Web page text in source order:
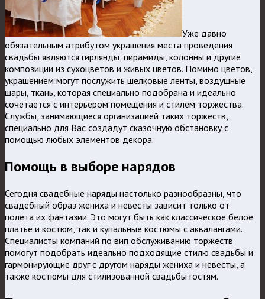
Уже давно
обязательным атрибутом украшения места проведения
свадьбы являются гирлянды, пирамиды, колонны и другие
композиции из сухоцветов и живых цветов. Помимо цветов,
украшением могут послужить шелковые ленты, воздушные
шары, ткань, которая специально подобрана и идеально
сочетается с интерьером помещения и стилем торжества.
Службы, занимающиеся организацией таких торжеств,
специально для Вас создадут сказочную обстановку с
помощью любых элементов декора.
Помощь в выборе нарядов
Сегодня свадебные наряды настолько разнообразны, что
свадебный образ жениха и невесты зависит только от
полета их фантазии. Это могут быть как классическое белое
платье и костюм, так и купальные костюмы с аквалангами.
Специалисты компаний по вип обслуживанию торжеств
помогут подобрать идеально подходящие стилю свадьбы и
гармонирующие друг с другом наряды жениха и невесты, а
также костюмы для стилизованной свадьбы гостям.